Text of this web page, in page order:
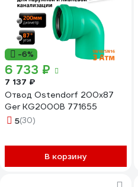
-6%
6 733 ₽
7 137 ₽
Отвод Ostendorf 200x87
Ger KG2000B 771655
5(30)
В корзину